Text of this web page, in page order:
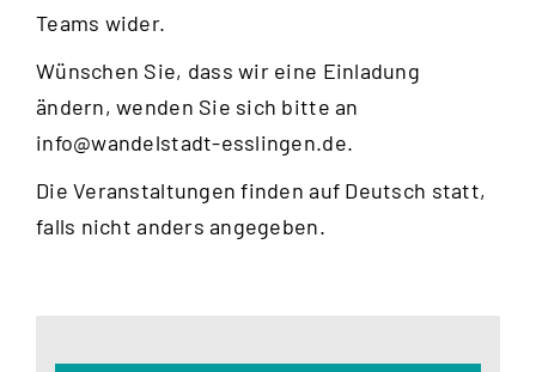
Teams wider.
Wünschen Sie, dass wir eine Einladung
ändern, wenden Sie sich bitte an
info@wandelstadt-esslingen.de.
Die Veranstaltungen finden auf Deutsch statt,
falls nicht anders angegeben.